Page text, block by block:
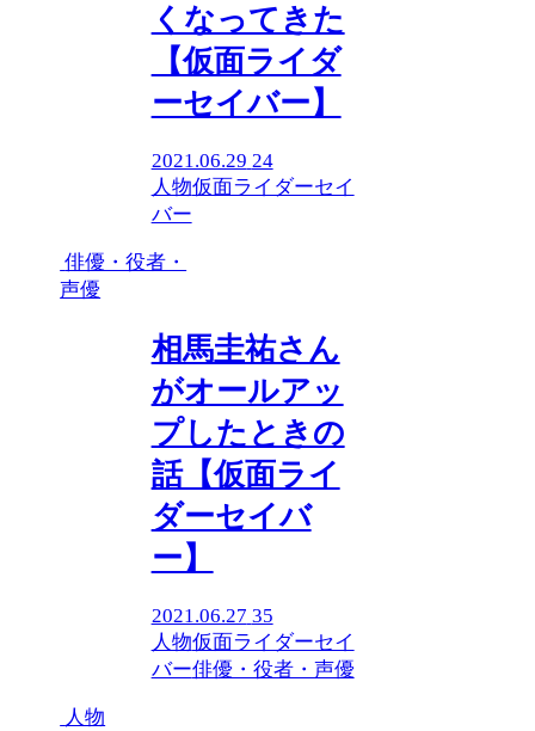
くなってきた
【仮面ライダ
ーセイバー】
2021.06.29 24
人物仮面ライダーセイ
バー
俳優・役者・
声優
相馬圭祐さん
がオールアッ
プしたときの
話【仮面ライ
ダーセイバ
ー】
2021.06.27 35
人物仮面ライダーセイ
バー俳優・役者・声優
人物